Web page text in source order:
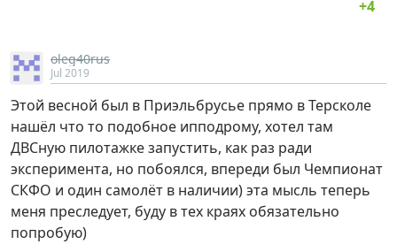
oleg40rus
Jul 2019
Этой весной был в Приэльбрусье прямо в Терсколе
нашёл что то подобное ипподрому, хотел там
ДВСную пилотажке запустить, как раз ради
эксперимента, но побоялся, впереди был Чемпионат
СКФО и один самолёт в наличии) эта мысль теперь
меня преследует, буду в тех краях обязательно
попробую)